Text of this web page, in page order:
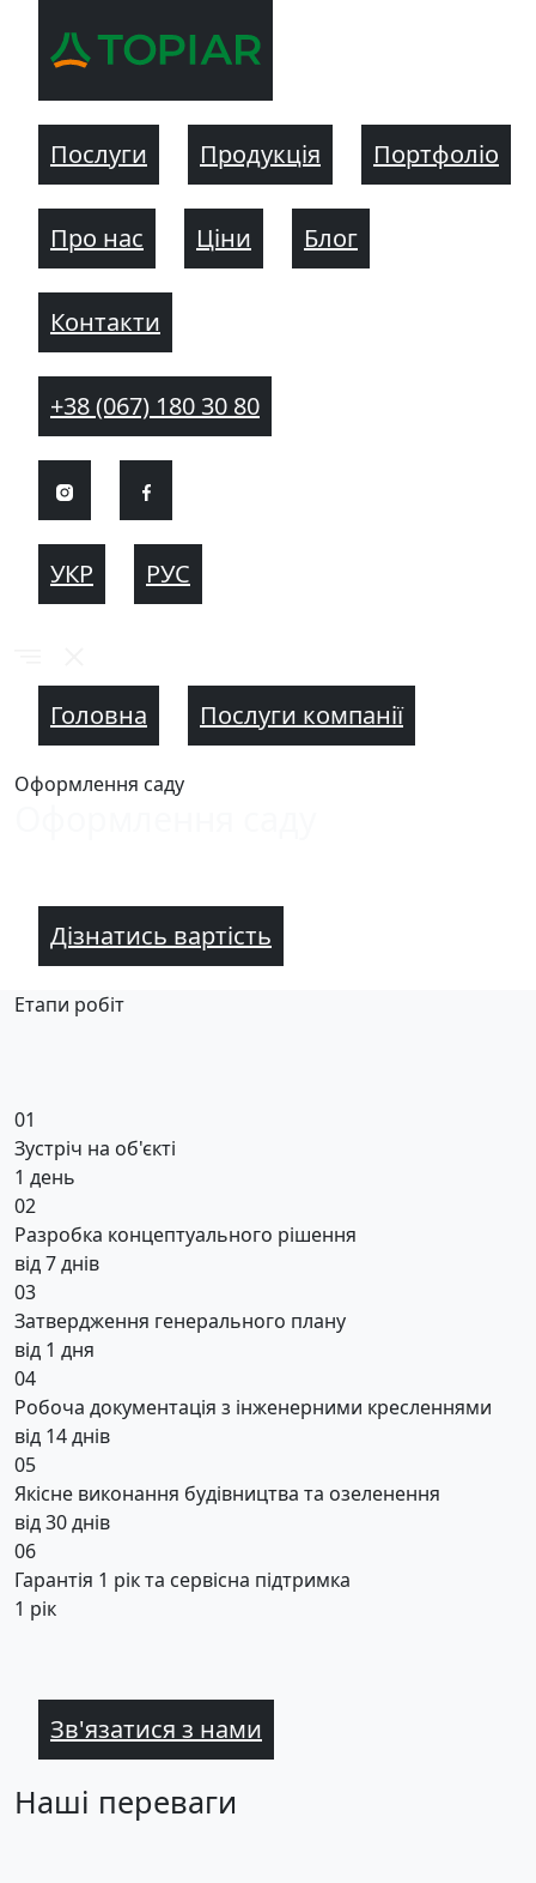
Послуги Продукція Портфоліо
Про нас Ціни Блог
Контакти
+38 (067) 180 30 80
УКР РУС
Головна Послуги компанії
Оформлення саду
Дізнатись вартість
Етапи робіт
01
Зустріч на об'єкті
1 день
02
Разробка концептуального рішення
від 7 днів
03
Затвердження генерального плану
від 1 дня
04
Робоча документація з інженерними кресленнями
від 14 днів
05
Якісне виконання будівництва та озеленення
від 30 днів
06
Гарантія 1 рік та сервісна підтримка
1 рік
Зв'язатися з нами
Наші переваги